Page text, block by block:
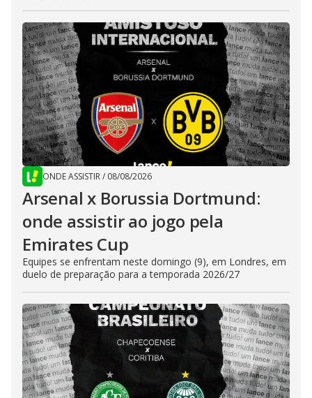
ONDE ASSISTIR/ 08/08/2026
Arsenal x Borussia Dortmund:
onde assistir ao jogo pela
Emirates Cup
Equipes se enfrentam neste domingo (9), em Londres, em
duelo de preparação para a temporada 2026/27